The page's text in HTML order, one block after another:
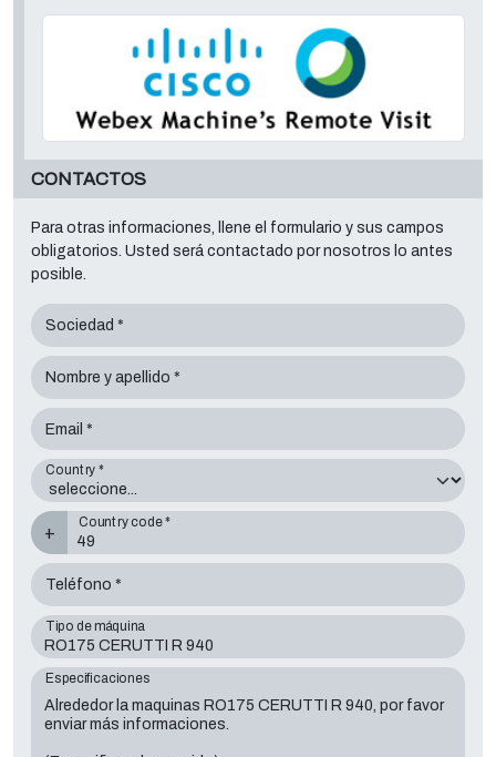
CONTACTOS
Para otras informaciones, llene el formulario y sus campos
obligatorios. Usted será contactado por nosotros lo antes
posible.
Sociedad *
Nombre y apellido *
Email *
Country *
+
Country code *
Teléfono *
Tipo de máquina
Especificaciones